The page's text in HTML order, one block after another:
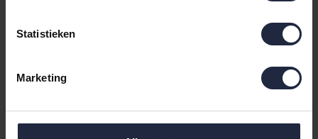
Statistieken
Marketing
Handdoek 50x100 natur